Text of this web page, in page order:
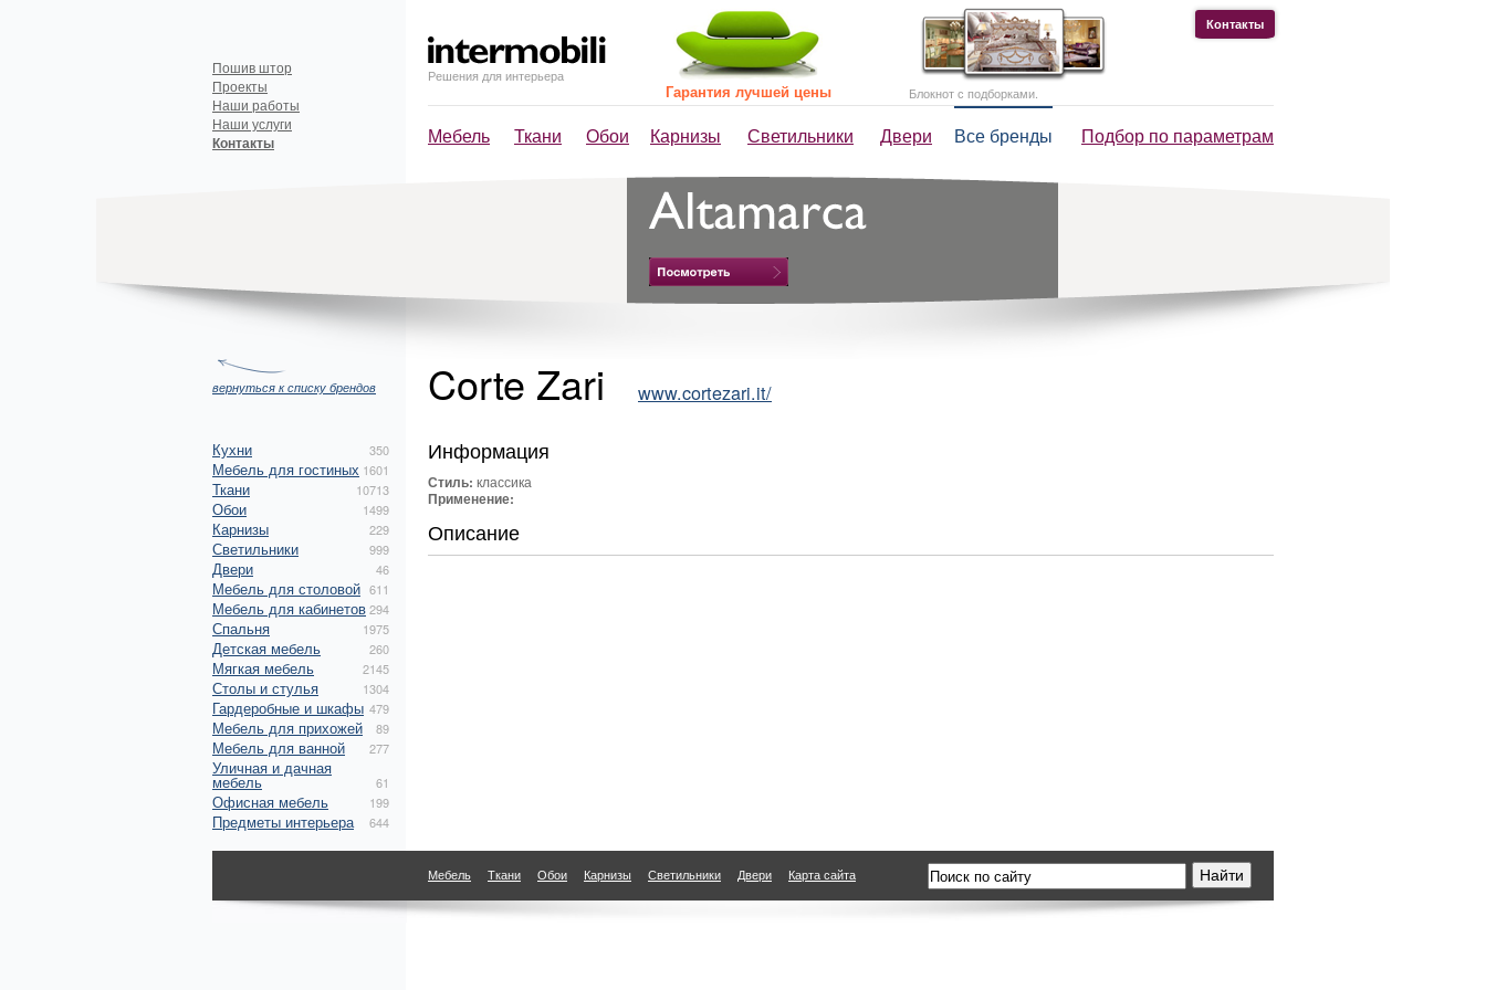
Решения для интерьера
Мебель Ткани Обои Карнизы Светильники Двери Все бренды Подбор по параметрам
Пошив штор
Проекты
Наши работы
Наши услуги
Контакты
Контакты
Гарантия лучшей цены Блокнот с подборками.
вернуться к списку брендов
Кухни 350
Мебель для гостиных 1601
Ткани 10713
Обои 1499
Карнизы 229
Светильники 999
Двери 46
Мебель для столовой 611
Мебель для кабинетов294
Спальня 1975
Детская мебель 260
Мягкая мебель 2145
Столы и стулья 1304
Гардеробные и шкафы 479
Мебель для прихожей 89
Мебель для ванной 277
Уличная и дачная
мебель 61
Офисная мебель 199
Предметы интерьера 644
Corte Zari www.cortezari.it/
Информация
Стиль: классика
Применение:
Описание
Мебель Ткани Обои Карнизы Светильники Двери Карта сайта